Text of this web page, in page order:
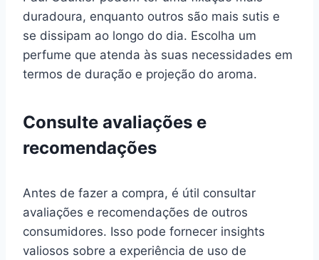
duradoura, enquanto outros são mais sutis e
se dissipam ao longo do dia. Escolha um
perfume que atenda às suas necessidades em
termos de duração e projeção do aroma.
Consulte avaliações e
recomendações
Antes de fazer a compra, é útil consultar
avaliações e recomendações de outros
consumidores. Isso pode fornecer insights
valiosos sobre a experiência de uso de